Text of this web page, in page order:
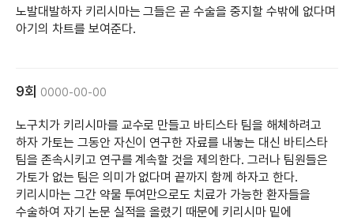
노발대발하자 키리시마는 그들은 곧 수술을 중지할 수밖에 없다며
아기의 차트를 보여준다.
9회 0000-00-00
노구치가 키리시마를 교수로 만들고 바티스타 팀을 해체하려고
하자 가토는 그동안 자신이 연구한 자료를 내놓는 대신 바티스타
팀을 존속시키고 연구를 계속할 것을 제의한다. 그러나 팀원들은
가토가 없는 팀은 의미가 없다며 끝까지 함께 하자고 한다.
키리시마는 그간 약물 투여만으로도 치료가 가능한 환자들을
수술하여 자기 논문 실적을 올렸기 때문에 키리시마 밑에